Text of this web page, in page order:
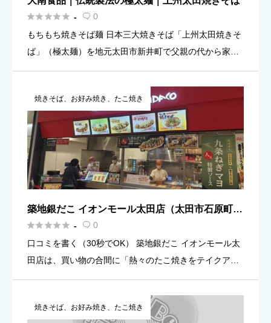
 -  0
もちもち焼きそば麺 日本三大焼きそば「上州太田焼きそ
ば」（極太麺）を地元太田市新井町で父親の代から家業
でる』という手造りならではの手間ひま間かけた伝統の
オリジナル製法 […]
焼きそば、お好み焼き、たこ焼き
築地銀だこ イオンモール太田店（太田市石原町）
の口コミ・評判
 -  0
口コミを書く（30秒でOK） 築地銀だこ イオンモール太
田店は、買い物の合間に「熱々のたこ焼きをテイクアウ
いやすいお店です。好みは人それぞれなので、口コミで
は「何を頼んだ […]
焼きそば、お好み焼き、たこ焼き